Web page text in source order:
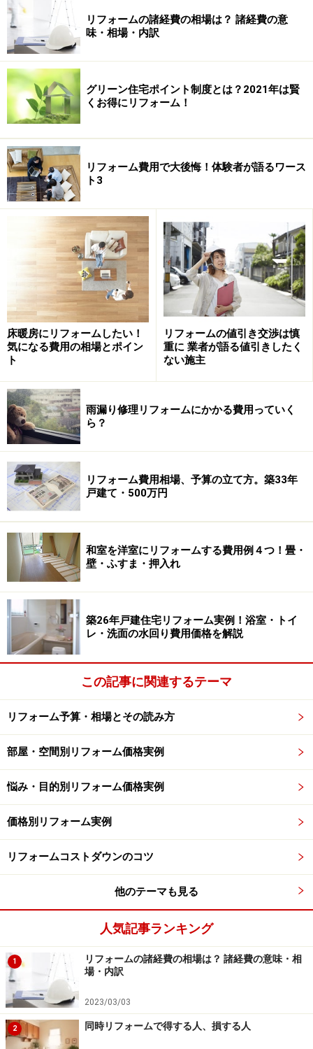
Tさんが採用したユニットバスは、TOTO製の魔法びん浴
槽1坪サイズ「1717」というタイプ。そして浴室暖房換
気扇もオプションで追加しました。従来の浴室が冬にな
るとものすごく寒く、また結露も発生しやすいというこ
とで、新しい浴室には暖かさと快適性を求めていたから
です。これならゆったり、ゆっくり湯船につかっている
ことができます。
さらにTさん宅の従来の浴室は、バランス釜が浴槽に隣
接して設置されていたため、非常に手狭な感じがしてい
ました。今回のリフォームではユニットバスの設置に合
わせ、ガス風呂給湯器も一緒に交換し、瞬間湯沸かし器
を使っていた台所の給湯配管も一緒に改修しました。既
存給湯機器の撤去、ガス風呂給湯器（28号）設置、給
水・給湯配管の工事で約27万円かかりましたが、以前は
お風呂を沸かすのに夏で20分、冬で50分近くかかってい
たのに、今では7～10分でお風呂が沸いてしまうのです
から、Tさんも大喜びです。
水回りリフォームでは補修工事を前提にし
て見積っておく
在来浴室の場合、タイル床の亀裂や湿気により内部が腐食し
ていることがあります。リフォームする上でこういった補修
工事は絶対に忘れてはいけない部分です
浴室をリフォームする場合、現在のお風呂が在来浴室
か、ユニットバス（システムバス）かによって、工事費
用は違ってきます。一般的に在来浴室の場合、既存のタ
イル面を解体してみると、建物構造部が湿気などで腐食
していて、補修費用が必要になることが多く見受けられ
Tさん宅の浴室リフォームでも、やはり構造部の腐食が
段階から、「補修」だけではなく「補強」を前提に検討
し、見積ってもらっていました（約9万円）。そのため
追加費用は必要ありませんでした。
このように、補修が必要な箇所を発見した場合の対応策
施主にとっても追加費用の心配を極力防げます。腐食の
程度にもよりますが、一般的な浴室リフォームの場合、
考えておけば良いでしょう。
【T邸浴室リフォーム工事の費用】 1,358,700円（税
込）
※給湯機（28号）設置、給水・給湯管引き替え工事の約
27万円を含む。
※補強工事（浴室の建物構造部）の約9万円を含む。
リフォームの諸経費の相場は？ 諸経費の意
味・相場・内訳
グリーン住宅ポイント制度とは？2021年は賢
くお得にリフォーム！
リフォーム費用で大後悔！体験者が語るワース
ト3
床暖房にリフォームしたい！
気になる費用の相場とポイン
ト
リフォームの値引き交渉は慎
重に 業者が語る値引きしたく
ない施主
雨漏り修理リフォームにかかる費用っていく
ら？
リフォーム費用相場、予算の立て方。築33年
戸建て・500万円
和室を洋室にリフォームする費用例４つ！畳・
壁・ふすま・押入れ
築26年戸建住宅リフォーム実例！浴室・トイ
レ・洗面の水回り費用価格を解説
この記事に関連するテーマ
リフォーム予算・相場とその読み方
部屋・空間別リフォーム価格実例
悩み・目的別リフォーム価格実例
価格別リフォーム実例
リフォームコストダウンのコツ
他のテーマも見る
人気記事ランキング
1
リフォームの諸経費の相場は？ 諸経費の意味・相
場・内訳
2023/03/03
2 同時リフォームで得する人、損する人